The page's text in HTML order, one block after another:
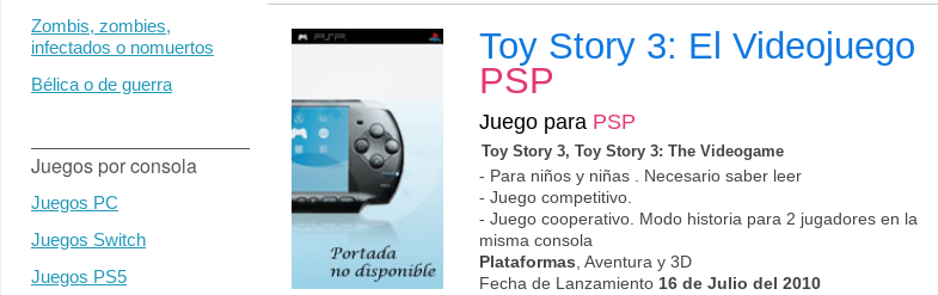
Zombis, zombies,
infectados o nomuertos
Bélica o de guerra
Juegos por consola
Juegos PC
Juegos Switch
Juegos PS5
Toy Story 3: El Videojuego
PSP
Juego para PSP
Toy Story 3, Toy Story 3: The Videogame
- Para niños y niñas . Necesario saber leer
- Juego competitivo.
- Juego cooperativo. Modo historia para 2 jugadores en la
misma consola
Plataformas , Aventura y 3D
Fecha de Lanzamiento 16 de Julio del 2010